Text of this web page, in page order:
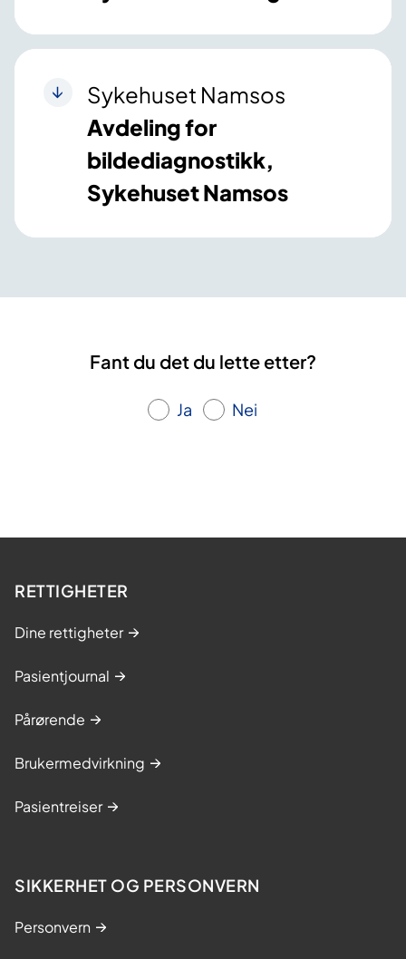
Sykehuset Namsos
Avdeling for
bildediagnostikk,
Sykehuset Namsos
Fant du det du lette etter?
Ja Nei
RETTIGHETER
Dine rettigheter
Pasientjournal
Pårørende
Brukermedvirkning
Pasientreiser
SIKKERHET OG PERSONVERN
Personvern